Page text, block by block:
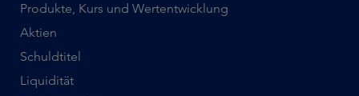
Produkte, Kurs und Wertentwicklung
Aktien
Schuldtitel
Liquidität